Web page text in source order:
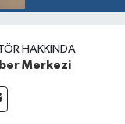
HAKKINDA
Merkezi